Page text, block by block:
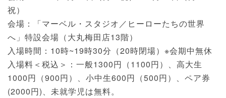
祝）
会場：「マーベル・スタジオ／ヒーローたちの世界
へ」特設会場（大丸梅田店13階）
入場時間：10時~19時30分（20時閉場）※会期中無休
入場料＜税込＞：一般1300円（1100円）、高大生
1000円（900円）、小中生600円（500円）、ペア券
(2000円)、未就学児は無料。